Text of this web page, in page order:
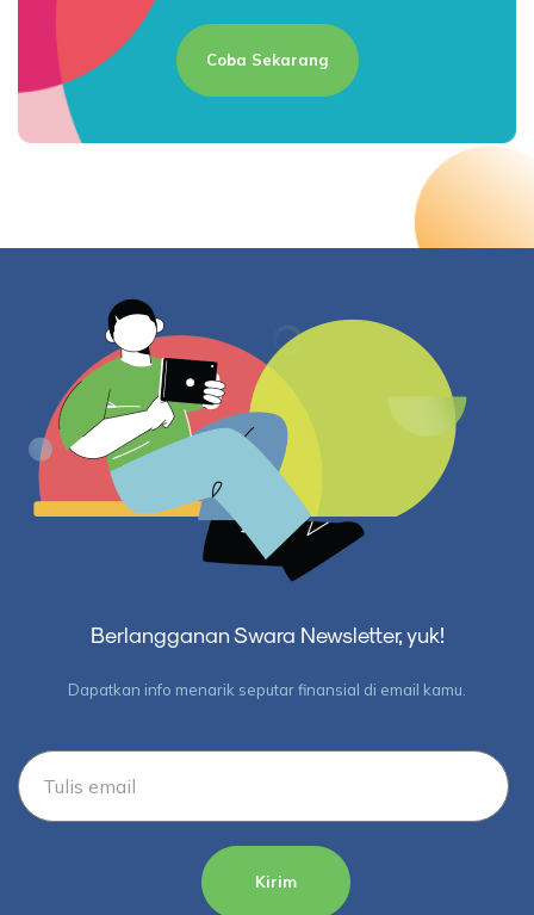
Coba Sekarang
Berlangganan Swara Newsletter, yuk!
Dapatkan info menarik seputar finansial di email kamu.
Kirim